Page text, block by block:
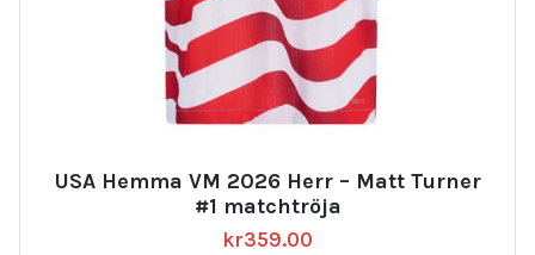
USA Hemma VM 2026 Herr – Matt Turner
#1 matchtröja
kr359.00